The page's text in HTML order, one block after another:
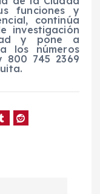
funciones y
continúa
investigación
y pone a
los números
800 745 2369